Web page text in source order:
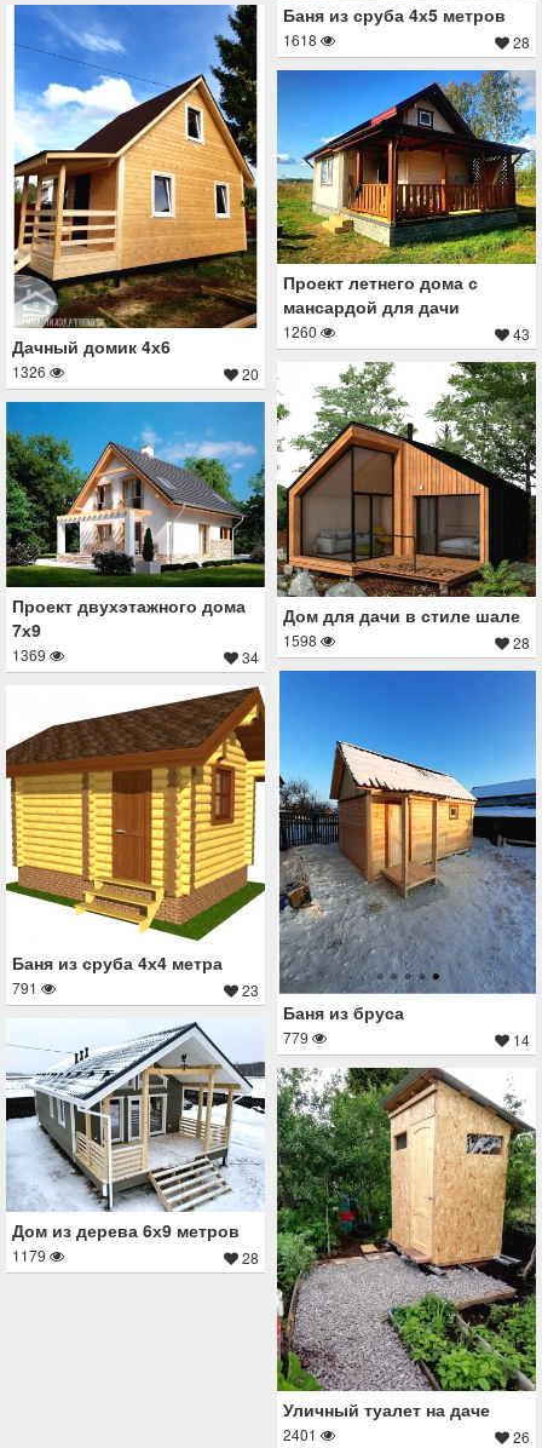
Баня из сруба 4х5 метров
1618 28
Дачный домик 4х6
1326 20
Проект летнего дома с
мансардой для дачи
1260 43
Дом для дачи в стиле шале
1598 28
Проект двухэтажного дома
7х9
1369 34
Баня из бруса
779 14
Баня из сруба 4х4 метра
791 23
Дом из дерева 6х9 метров
1179 28
Уличный туалет на даче
2401 26